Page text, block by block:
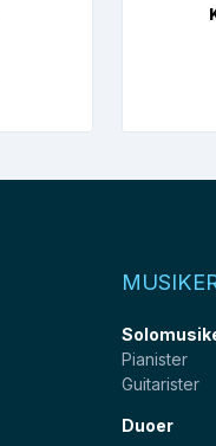
Pianister
Guitarister
Duoer